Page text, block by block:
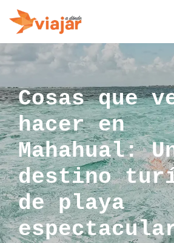
Saltar
al
contenido
Cosas que
hacer en
Mahahual:
destino
de playa